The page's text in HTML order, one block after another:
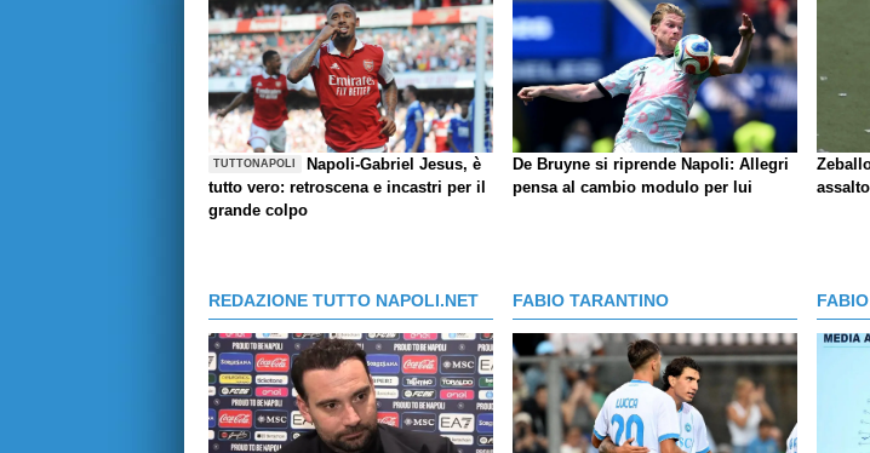
TUTTONAPOLI
Napoli-Gabriel Jesus, è
tutto vero: retroscena e incastri per il
grande colpo
De Bruyne si riprende Napoli: Allegri
pensa al cambio modulo per lui
REDAZIONE TUTTO NAPOLI.NET FABIO TARANTINO